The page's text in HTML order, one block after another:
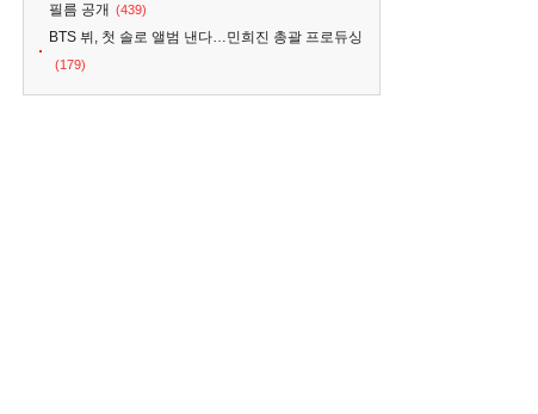
필름 공개 (439)
BTS 뷔, 첫 솔로 앨범 낸다…민희진 총괄 프로듀싱
(179)